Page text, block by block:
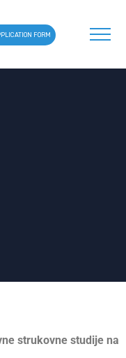
FORM
strukovne studije na